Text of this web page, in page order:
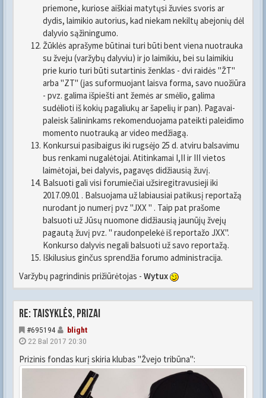
priemone, kuriose aiškiai matytųsi žuvies svoris ar
dydis, laimikio autorius, kad niekam nekiltų abejonių dėl
dalyvio sąžiningumo.
Žūklės aprašyme būtinai turi būti bent viena nuotrauka
su žveju (varžybų dalyviu) ir jo laimikiu, bei su laimikiu
prie kurio turi būti sutartinis ženklas - dvi raidės "ŽT"
arba "ZT" (jas suformuojant laisva forma, savo nuožiūra
- pvz. galima išpiešti ant žemės ar smėlio, galima
sudėlioti iš kokių pagaliukų ar šapelių ir pan). Pagavai-
paleisk šalininkams rekomenduojama pateikti paleidimo
momento nuotrauką ar video medžiagą.
Konkursui pasibaigus iki rugsėjo 25 d. atviru balsavimu
bus renkami nugalėtojai. Atitinkamai I,II ir III vietos
laimėtojai, bei dalyvis, pagavęs didžiausią žuvį.
Balsuoti gali visi forumiečiai užsiregitravusieji iki
2017.09.01 . Balsuojama už labiausiai patikusį reportažą
nurodant jo numerį pvz "JXX " . Taip pat prašome
balsuoti už Jūsų nuomone didžiausią jaunūjų žvejų
pagautą žuvį pvz. " raudonpelekė iš reportažo JXX".
Konkurso dalyvis negali balsuoti už savo reportažą.
Iškilusius ginčus sprendžia forumo administracija.
Varžybų pagrindinis prižiūrėtojas - Wytux
Re: Taisyklės, prizai
#695194
blight
22 Bal 2017 20:30
Prizinis fondas kurį skiria klubas "Žvejo tribūna":